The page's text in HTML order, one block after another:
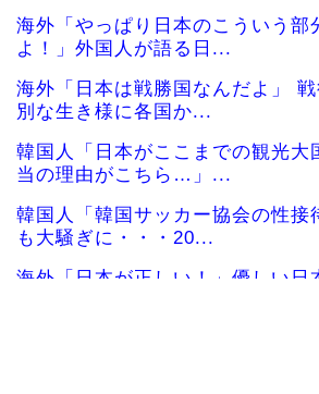
海外「やっぱり日本のこういう部
よ！」外国人が語る日...
海外「日本は戦勝国なんだよ」
別な生き様に各国か...
韓国人「日本がここまでの観光大
当の理由がこちら…」...
韓国人「韓国サッカー協会の性接
も大騒ぎに・・・20...
海外「日本が正しい！」優しい日